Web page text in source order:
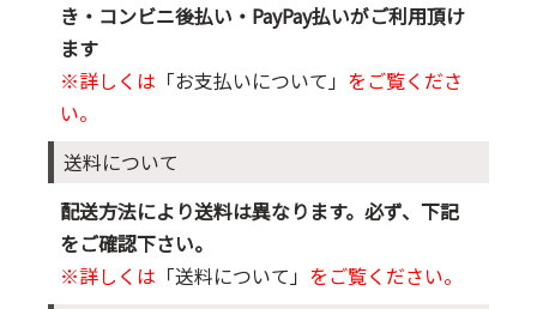
き・コンビニ後払い・PayPay払いがご利用頂け
ます
※詳しくは 「お支払いについて」 をご覧くださ
い。
送料について
配送方法により送料は異なります。必ず、下記
をご確認下さい。
※詳しくは 「送料について」 をご覧ください。